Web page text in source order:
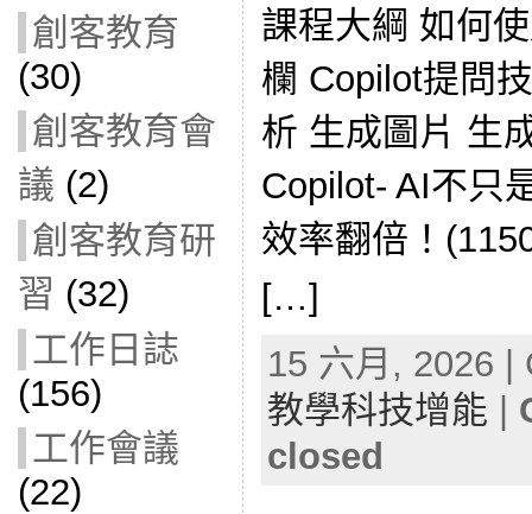
創客教育
(30)
創客教育會
議 (2)
創客教育研
習 (32)
工作日誌
(156)
工作會議
(22)
課程大綱 如何
欄 Copilot提問
析 生成圖片 生
Copilot- AI不只
效率翻倍！
[…]
15 六月, 2026
教學科技增能
closed